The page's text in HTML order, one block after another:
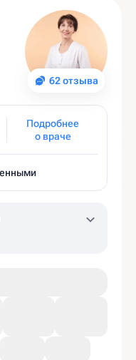
62 отзыва
Подробнее
о враче